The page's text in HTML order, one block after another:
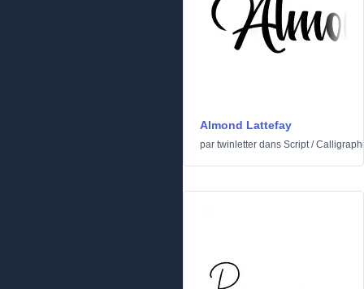
Almond Lattefay
par twinletter dans Script/